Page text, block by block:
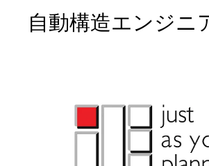
自動構造エンジニ